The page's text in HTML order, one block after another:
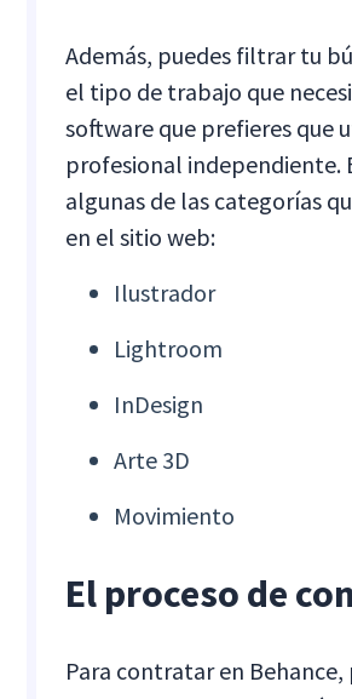
Además, puedes filtrar tu
el tipo de trabajo que
software que prefieres que
profesional independiente.
algunas de las categorías
en el sitio web:
Ilustrador
Lightroom
InDesign
Arte 3D
Movimiento
El proceso de
Para contratar en